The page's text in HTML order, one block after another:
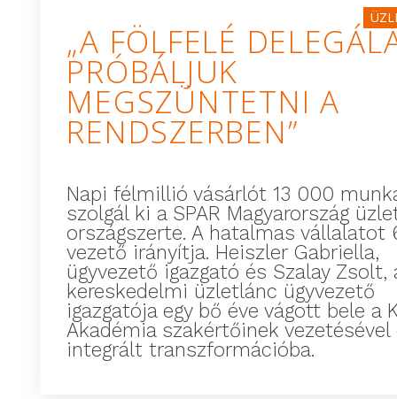
„A FÖLFELÉ
PRÓBÁLJUK
MEGSZÜNTETNI A
RENDSZERBEN”
Napi félmillió vásárlót 13 000
szolgál ki a SPAR Magyarország
országszerte. A hatalmas vállalatot
vezető irányítja. Heiszler Gabriella,
ügyvezető igazgató és Szalay Zsolt,
kereskedelmi üzletlánc ügyvezető
igazgatója egy bő éve vágott bele a
Akadémia szakértőinek vezetésével
integrált transzformációba.